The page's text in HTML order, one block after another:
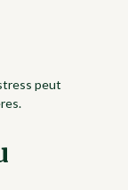
peut